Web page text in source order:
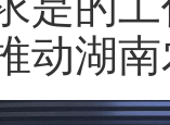
动湖